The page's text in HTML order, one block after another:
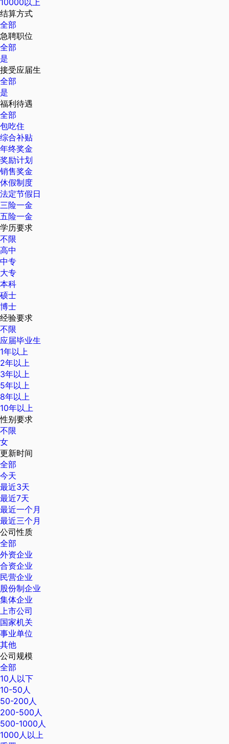
10000以上
结算方式
全部
急聘职位
全部
是
接受应届生
全部
是
福利待遇
全部
包吃住
综合补贴
年终奖金
奖励计划
销售奖金
休假制度
法定节假日
三险一金
五险一金
学历要求
不限
高中
中专
大专
本科
硕士
博士
经验要求
不限
应届毕业生
1年以上
2年以上
3年以上
5年以上
8年以上
10年以上
性别要求
不限
女
更新时间
全部
今天
最近3天
最近7天
最近一个月
最近三个月
公司性质
全部
外资企业
合资企业
民营企业
股份制企业
集体企业
上市公司
国家机关
事业单位
其他
公司规模
全部
10人以下
10-50人
50-200人
200-500人
500-1000人
1000人以上